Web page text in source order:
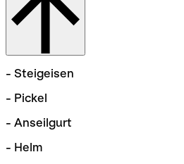
- Steigeisen
- Pickel
- Anseilgurt
- Helm